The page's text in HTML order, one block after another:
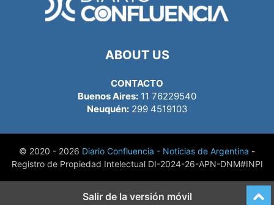
ABOUT US
CONTACTO
Buenos Aires: 11 76229540
Neuquén:299 4519103
© 2020 - 2026 Diario Confluencia - Noticias de Argentina -
Registro de Propiedad Intelectual DI-2024-26-APN-DNM#INPI
Salir de la versión móvil